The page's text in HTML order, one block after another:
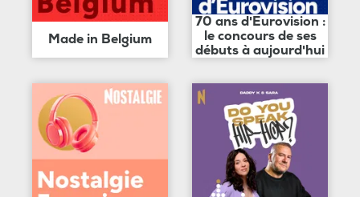
Made in Belgium
70 ans d'Eurovision :
le concours de ses
débuts à aujourd'hui